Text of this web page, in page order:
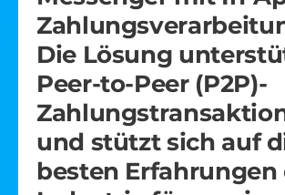
Die Lösung
Peer-to-Peer (P2P)-
und stützt sich auf
besten Erfahrungen
und gruppierten die
für eine
Navigation neu. Jetzt
können Benutzer
über die App Tickets
Essen bestellen,